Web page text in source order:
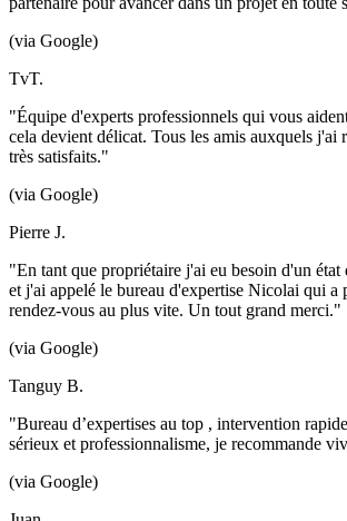
(via Google)
TvT.
"Équipe d'experts professionnels qui vous
cela devient délicat. Tous les amis auxquels j'ai
très satisfaits."
(via Google)
Pierre J.
"En tant que propriétaire j'ai eu besoin d'un état
et j'ai appelé le bureau d'expertise Nicolai qui a
rendez-vous au plus vite. Un tout grand merci."
(via Google)
Tanguy B.
"Bureau d’expertises au top , intervention
sérieux et professionnalisme, je recommande
(via Google)